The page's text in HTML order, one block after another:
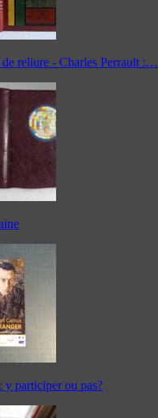
reliure - Charles Perrault :…
participer ou pas?